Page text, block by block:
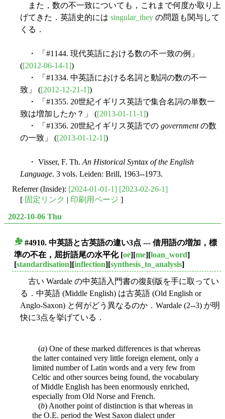
また，数の不一致についても，これまで何度か取り上
げてきた．英語史的には singular_they の問題も関与して
くる．
・ 「#1144. 現代英語における数の不一致の例」
([2012-06-14-1])
・ 「#1334. 中英語における名詞と動詞の数の不一
致」 ([2012-12-21-1])
・ 「#1355. 20世紀イギリス英語で集合名詞の単数一
致は増加したか？」 ([2013-01-11-1])
・ 「#1356. 20世紀イギリス英語での governmentの数
の一致」 ([2013-01-12-1])
・ Visser, F. Th. An Historical Syntax of the English
Language. 3 vols. Leiden: Brill, 1963--1973.
Referrer (Inside): [2024-01-01-1] [2023-02-26-1]
[ 固定リンク | 印刷用ページ ]
2022-10-06 Thu
#4910. 中英語と古英語の違い3点 --- 借用語の増加，標
準の不在，屈折語尾の水平化[oe][me][loan_word]
[standardisation][inflection][synthesis_to_analysis]
古い Wardale の中英語入門書の復刻版を手に取ってい
る．中英語 (Middle English) は古英語 (Old English or
Anglo-Saxon) と何がどう異なるのか．Wardale (2--3) が明
快に3点を挙げている．
(a) One of these marked differences is that whereas
the latter contained very little foreign element, only a
limited number of Latin words and a very few from
Celtic and other sources being found, the vocabulary
of Middle English has been enormously enriched,
especially from Old Norse and French.
(b) Another point of distinction is that whereas in
the O.E. period the West Saxon dialect under